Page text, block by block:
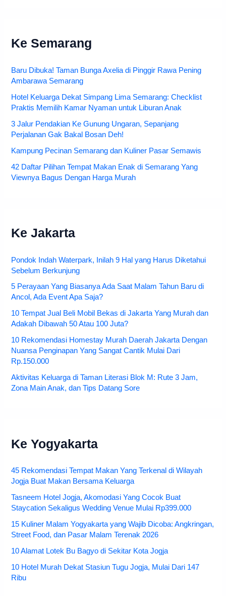
Ke Semarang
Baru Dibuka! Taman Bunga Axelia di Pinggir Rawa Pening
Ambarawa Semarang
Hotel Keluarga Dekat Simpang Lima Semarang: Checklist
Praktis Memilih Kamar Nyaman untuk Liburan Anak
3 Jalur Pendakian Ke Gunung Ungaran, Sepanjang
Perjalanan Gak Bakal Bosan Deh!
Kampung Pecinan Semarang dan Kuliner Pasar Semawis
42 Daftar Pilihan Tempat Makan Enak di Semarang Yang
Viewnya Bagus Dengan Harga Murah
Ke Jakarta
Pondok Indah Waterpark, Inilah 9 Hal yang Harus Diketahui
Sebelum Berkunjung
5 Perayaan Yang Biasanya Ada Saat Malam Tahun Baru di
Ancol, Ada Event Apa Saja?
10 Tempat Jual Beli Mobil Bekas di Jakarta Yang Murah dan
Adakah Dibawah 50 Atau 100 Juta?
10 Rekomendasi Homestay Murah Daerah Jakarta Dengan
Nuansa Penginapan Yang Sangat Cantik Mulai Dari
Rp.150.000
Aktivitas Keluarga di Taman Literasi Blok M: Rute 3 Jam,
Zona Main Anak, dan Tips Datang Sore
Ke Yogyakarta
45 Rekomendasi Tempat Makan Yang Terkenal di Wilayah
Jogja Buat Makan Bersama Keluarga
Tasneem Hotel Jogja, Akomodasi Yang Cocok Buat
Staycation Sekaligus Wedding Venue Mulai Rp399.000
15 Kuliner Malam Yogyakarta yang Wajib Dicoba: Angkringan,
Street Food, dan Pasar Malam Terenak 2026
10 Alamat Lotek Bu Bagyo di Sekitar Kota Jogja
10 Hotel Murah Dekat Stasiun Tugu Jogja, Mulai Dari 147
Ribu